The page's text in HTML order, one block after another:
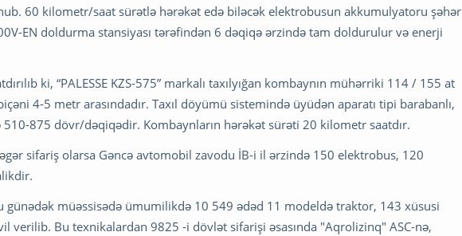
60 kilometr/saat sürətlə hərəkət edə biləcək elektrobusun akkumulyatoru şəhər
EN doldurma stansiyası tərəfindən 6 dəqiqə ərzində tam doldurulur və enerji
ki, “PALESSE KZS-575” markalı taxılyığan kombaynın mühərriki 114 / 155 at
4-5 metr arasındadır. Taxıl döyümü sistemində üyüdən aparatı tipi barabanlı,
875 dövr/dəqiqədir. Kombaynların hərəkət sürəti 20 kilometr saatdır.
sifariş olarsa Gəncə avtomobil zavodu İB-i il ərzində 150 elektrobus, 120
müəssisədə ümumilikdə 10 549 ədəd 11 modeldə traktor, 143 xüsusi
verilib. Bu texnikalardan 9825 -i dövlət sifarişi əsasında "Aqrolizinq" ASC-nə,